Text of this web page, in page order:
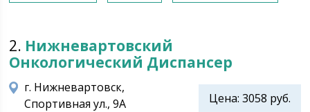
2. Нижневартовский
Онкологический Диспансер
Цена: 3058 руб.
г. Нижневартовск,
Спортивная ул., 9А